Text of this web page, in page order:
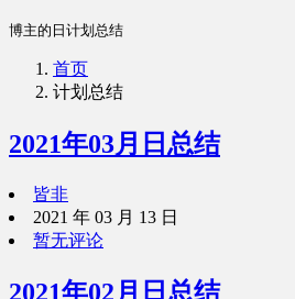
博主的日计划总结
首页
计划总结
2021年03月日总结
皆非
2021 年 03 月 13 日
暂无评论
2021年02月日总结